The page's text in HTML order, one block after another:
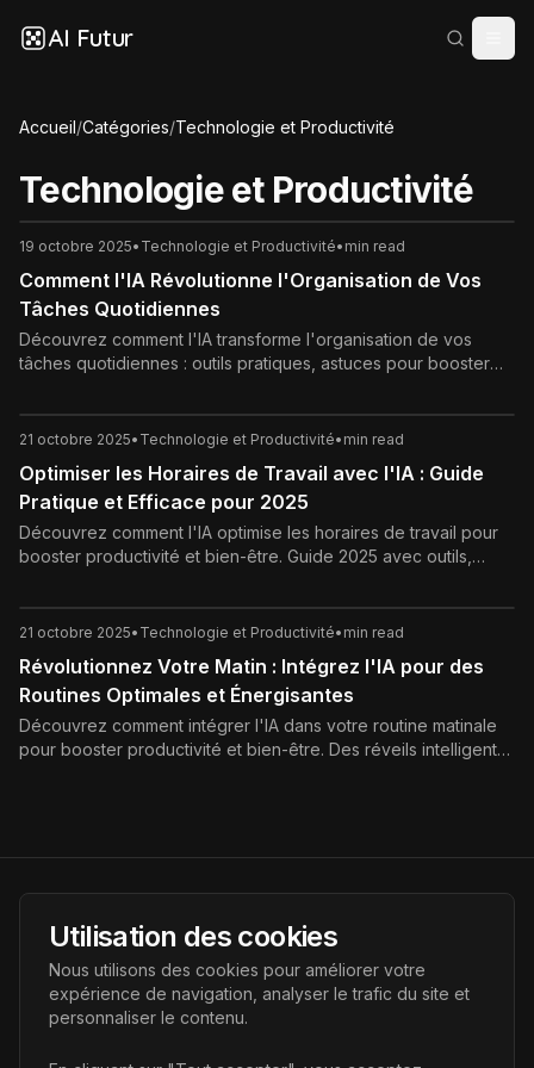
AI Futur
Accueil/Catégories/Technologie et Productivité
Technologie et Productivité
19 octobre 2025• Technologie et Productivité• min read
Comment l'IA Révolutionne l'Organisation de Vos
Tâches Quotidiennes
Découvrez comment l'IA transforme l'organisation de vos
tâches quotidiennes : outils pratiques, astuces pour booster
optimisée.
21 octobre 2025• Technologie et Productivité• min read
Optimiser les Horaires de Travail avec l'IA : Guide
Pratique et Efficace pour 2025
Découvrez comment l'IA optimise les horaires de travail pour
booster productivité et bien-être. Guide 2025 avec outils,
21 octobre 2025• Technologie et Productivité• min read
Révolutionnez Votre Matin : Intégrez l'IA pour des
Routines Optimales et Énergisantes
Découvrez comment intégrer l'IA dans votre routine matinale
pour booster productivité et bien-être. Des réveils intelligents
AI Futur
Portail de l'avenir de l'intelligence artificielle, vous aidant à
découvrir les dernières technologies IA.
Liens
Utilisation des cookies
Nous utilisons des cookies pour améliorer votre
expérience de navigation, analyser le trafic du site et
personnaliser le contenu.